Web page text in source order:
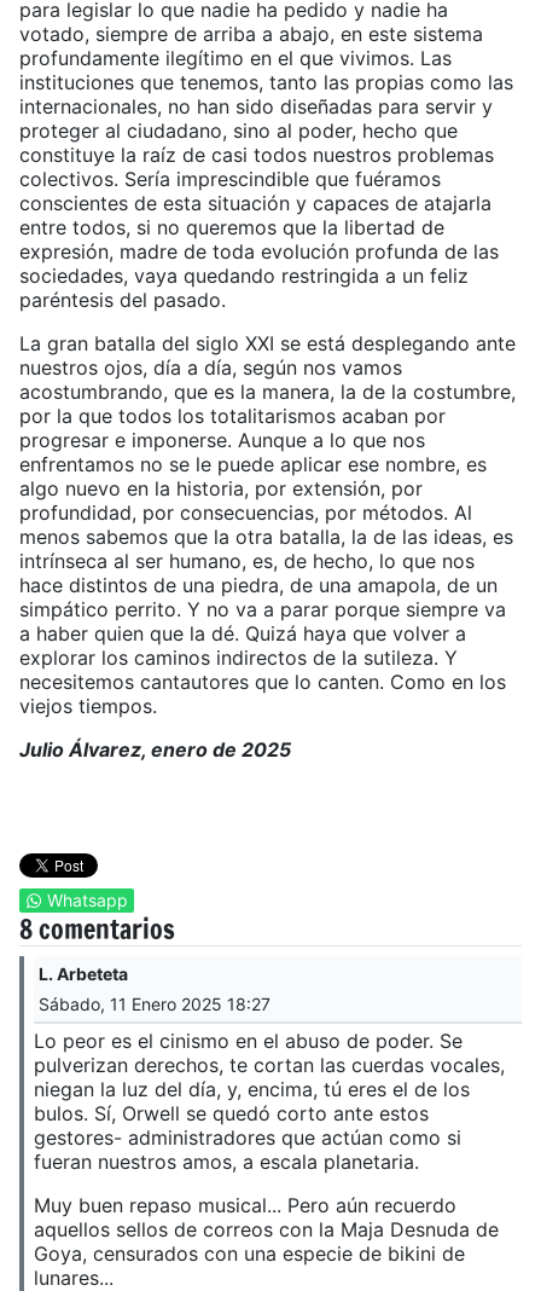
para legislar lo que nadie ha pedido y nadie ha
votado, siempre de arriba a abajo, en este sistema
profundamente ilegítimo en el que vivimos. Las
instituciones que tenemos, tanto las propias como las
internacionales, no han sido diseñadas para servir y
proteger al ciudadano, sino al poder, hecho que
constituye la raíz de casi todos nuestros problemas
colectivos. Sería imprescindible que fuéramos
conscientes de esta situación y capaces de atajarla
entre todos, si no queremos que la libertad de
expresión, madre de toda evolución profunda de las
sociedades, vaya quedando restringida a un feliz
paréntesis del pasado.
La gran batalla del siglo XXI se está desplegando ante
nuestros ojos, día a día, según nos vamos
acostumbrando, que es la manera, la de la costumbre,
por la que todos los totalitarismos acaban por
progresar e imponerse. Aunque a lo que nos
enfrentamos no se le puede aplicar ese nombre, es
algo nuevo en la historia, por extensión, por
profundidad, por consecuencias, por métodos. Al
menos sabemos que la otra batalla, la de las ideas, es
intrínseca al ser humano, es, de hecho, lo que nos
hace distintos de una piedra, de una amapola, de un
simpático perrito. Y no va a parar porque siempre va
a haber quien que la dé. Quizá haya que volver a
explorar los caminos indirectos de la sutileza. Y
necesitemos cantautores que lo canten. Como en los
viejos tiempos.
Julio Álvarez, enero de 2025
Whatsapp
8 comentarios
L. Arbeteta
Sábado, 11 Enero 2025 18:27
Lo peor es el cinismo en el abuso de poder. Se
pulverizan derechos, te cortan las cuerdas vocales,
niegan la luz del día, y, encima, tú eres el de los
bulos. Sí, Orwell se quedó corto ante estos
gestores- administradores que actúan como si
fueran nuestros amos, a escala planetaria.
Muy buen repaso musical... Pero aún recuerdo
aquellos sellos de correos con la Maja Desnuda de
Goya, censurados con una especie de bikini de
lunares...